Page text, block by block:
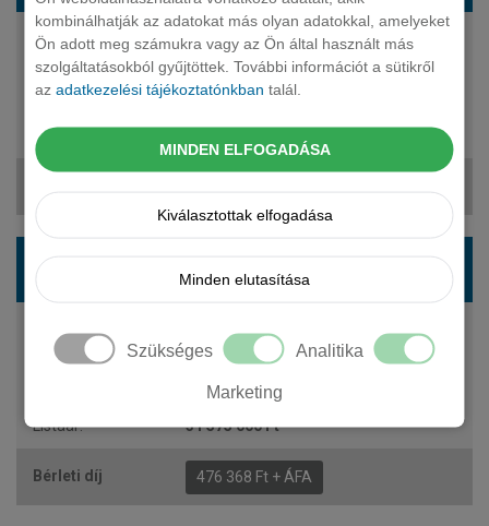
kombinálhatják az adatokat más olyan adatokkal, amelyeket
Ön adott meg számukra vagy az Ön által használt más
szolgáltatásokból gyűjtöttek. További információt a sütikről
azadatkezelési tájékoztatónkban talál.
MINDEN ELFOGADÁSA
Kiválasztottak elfogadása
Minden elutasítása
Szükséges Analitika
Marketing
197 LE
diesel
automata
MERCEDES-BENZ E-osztály kombi E 300 de T
4Matic 9G-TRONIC Plug-in
197 LE
plug-in hybrid
5 fő
31 575 000 Ft
476 368 Ft + ÁFA